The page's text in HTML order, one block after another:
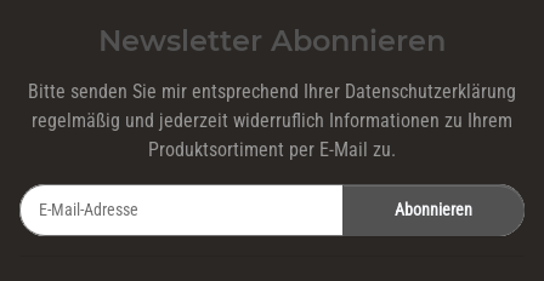
Newsletter Abonnieren
Bitte senden Sie mir entsprechend Ihrer Datenschutzerklärung
regelmäßig und jederzeit widerruflich Informationen zu Ihrem
Produktsortiment per E-Mail zu.
Abonnieren